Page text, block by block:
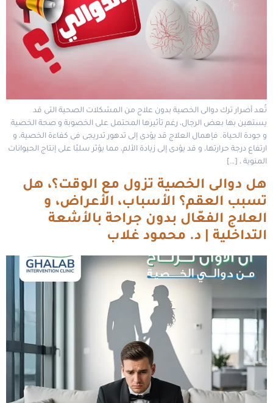
تُعد أضرار ترك دوالى الخصية بدون علاج من المشكلات الصحية التى قد
يستهين بها بعض الرجال، رغم تأثيرها المحتمل على الخصوبة و صحة الخصية
و جودة الحياة. فإهمال العلاج قد يؤدى إلى تدهور تدريجى فى كفاءة الخصية، و
ارتفاع درجة حرارتها، و قد يؤدى إلى زيادة الألم، مما يؤثر سلبًا على إنتاج الحيوانات
المنوية ، […]
هل دوالى الخصية تزول مع الوقت؟، هل
تسبب العقم؟ الأسباب، الأعراض، و
العلاج الفعّال بدون جراحة بالأشعة
التداخلية | د. محمود غلاب